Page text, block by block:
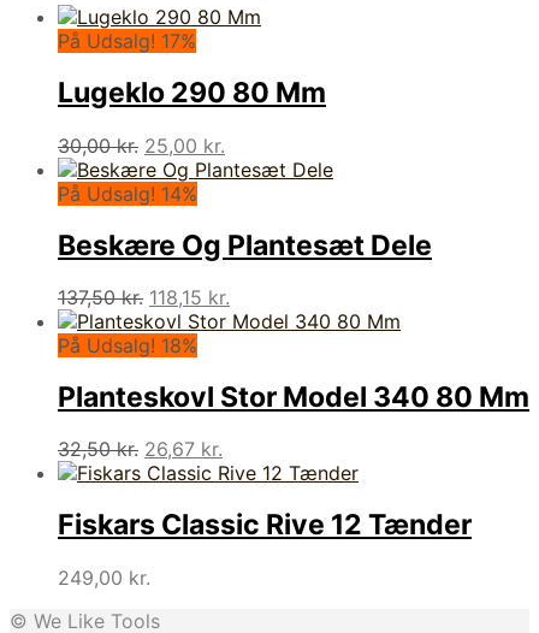
På Udsalg! 17%
Lugeklo 290 80 Mm
30,00kr. Den
oprindelige
pris
30,00 kr..
25,00 kr.
aktuelle
25,00 kr..
På Udsalg! 14%
Beskære Og Plantesæt Dele
137,50kr. Den
oprindelige
pris
137,50 kr..
118,15 kr.
aktuelle
118,15 kr..
På Udsalg! 18%
Planteskovl Stor Model 340 80 Mm
32,50kr. Den
oprindelige
var:
32,50 kr..
26,67 kr.
aktuelle
er:
26,67 kr..
Fiskars Classic Rive 12 Tænder
249,00 kr.
© We Like Tools